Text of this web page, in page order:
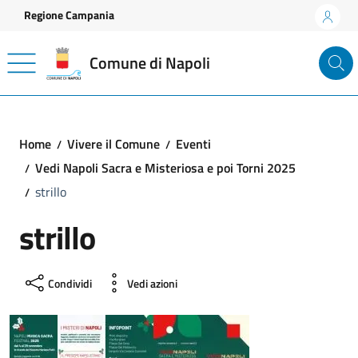
Vai ai contenuti
Vai al footer
Regione Campania
Comune di Napoli
Home Vivere il Comune
Eventi
Vedi Napoli Sacra e Misteriosa e poi Torni 2025
strillo
strillo
Condividi Vedi azioni